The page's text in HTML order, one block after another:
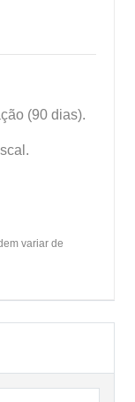
(90 dias).
variar de